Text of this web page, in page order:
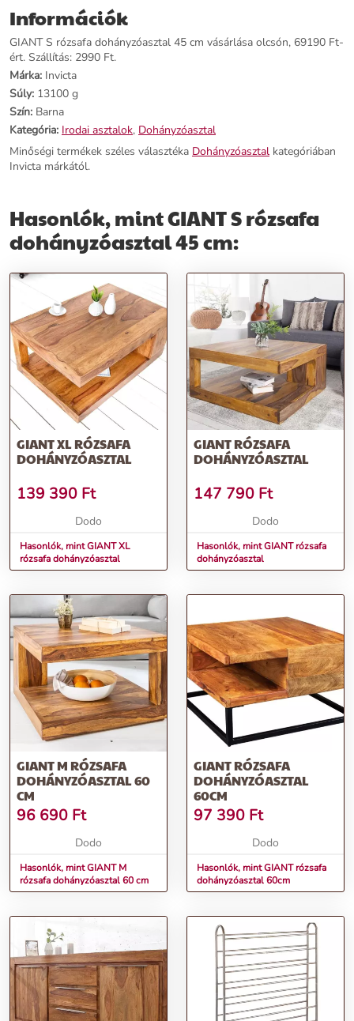
Név: GIANT S rózsafa dohányzóasztal 45 cm
Ár: 51290 Ft
Márka: Invicta
Kategória: Dohányzóasztal
Tömeg: 13100 g
Szín: Barna
Szállítási díj: 2990 Ft
Előnyök:
Robusztus rózsafa konstrukció
Kiválóan illeszkedik nappaliba és teraszra
dohányzóasztalt!
További információk>>
Információk
GIANT S rózsafa dohányzóasztal 45 cm vásárlása olcsón, 69190 Ft-
ért. Szállítás: 2990 Ft.
Márka: Invicta
Súly: 13100 g
Szín: Barna
Kategória: Irodai asztalok, Dohányzóasztal
Minőségi termékek széles választéka Dohányzóasztal kategóriában
Invicta márkától.
Hasonlók, mint GIANT S rózsafa
dohányzóasztal 45 cm:
GIANT XL RÓZSAFA
DOHÁNYZÓASZTAL
139 390 Ft
Dodo
Hasonlók, mint GIANT XL
rózsafa dohányzóasztal
GIANT RÓZSAFA
DOHÁNYZÓASZTAL
147 790 Ft
Dodo
Hasonlók, mint GIANT rózsafa
dohányzóasztal
GIANT M RÓZSAFA
DOHÁNYZÓASZTAL 60
CM
96 690 Ft
Dodo
Hasonlók, mint GIANT M
rózsafa dohányzóasztal 60 cm
GIANT RÓZSAFA
DOHÁNYZÓASZTAL
60CM
97 390 Ft
Dodo
Hasonlók, mint GIANT rózsafa
dohányzóasztal 60cm